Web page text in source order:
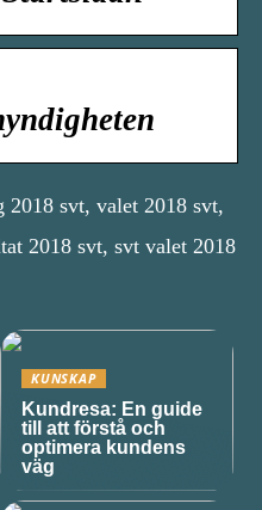
2018 svt, valet 2018 svt,
2018 svt, svt valet 2018
KUNSKAP
Kundresa: En guide
till att förstå och
optimera kundens
väg